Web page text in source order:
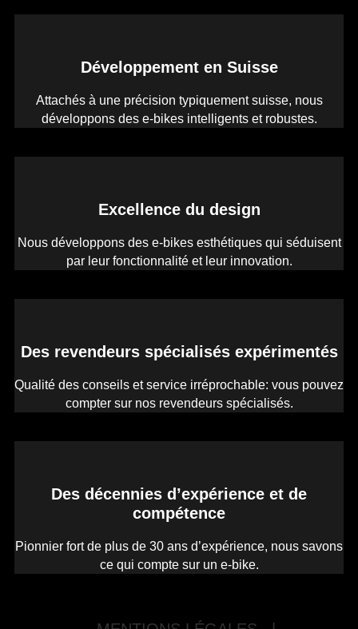
Développement en Suisse
Attachés à une précision typiquement suisse, nous
développons des e-bikes intelligents et robustes.
Excellence du design
Nous développons des e-bikes esthétiques qui séduisent
par leur fonctionnalité et leur innovation.
Des revendeurs spécialisés expérimentés
Qualité des conseils et service irréprochable: vous pouvez
compter sur nos revendeurs spécialisés.
Des décennies d’expérience et de
compétence
Pionnier fort de plus de 30 ans d’expérience, nous savons
ce qui compte sur un e-bike.